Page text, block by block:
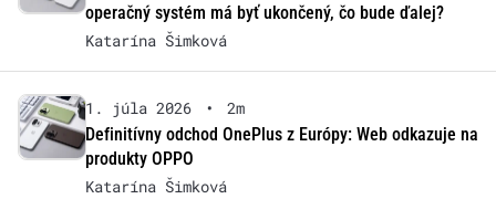
operačný systém má byť ukončený, čo bude ďalej?
Katarína Šimková
1. júla 2026 •
2m
Definitívny odchod OnePlus z Európy: Web odkazuje na
produkty OPPO
Katarína Šimková